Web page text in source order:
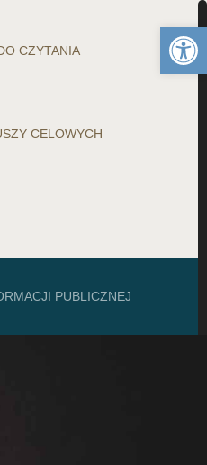
CZYTANIA
CELOWYCH
PUBLICZNEJ